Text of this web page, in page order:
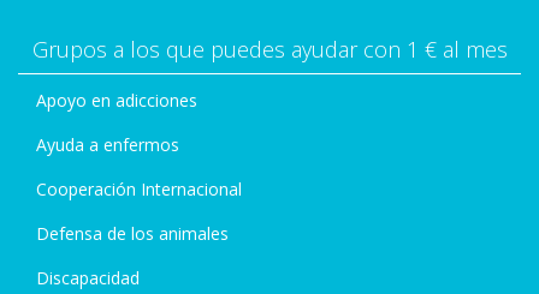
Grupos a los que puedes ayudar con 1 € al mes
Apoyo en adicciones
Ayuda a enfermos
Cooperación Internacional
Defensa de los animales
Discapacidad